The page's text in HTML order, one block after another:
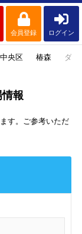
会員登録 ログイン
央区 椿森 ダ
す。ご参考いただ